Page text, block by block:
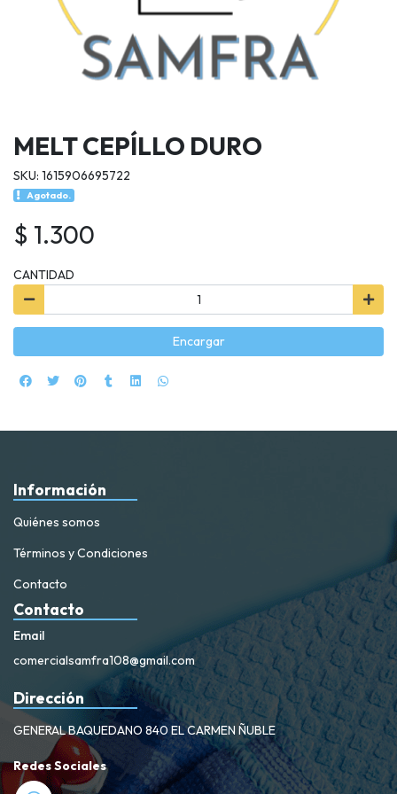
MELT CEPÍLLO DURO
SKU: 1615906695722
Agotado.
$ 1.300
CANTIDAD
Encargar
Información
Quiénes somos
Términos y Condiciones
Contacto
Contacto
Email
comercialsamfra108@gmail.com
Dirección
GENERAL BAQUEDANO 840 EL CARMEN ÑUBLE
Redes Sociales